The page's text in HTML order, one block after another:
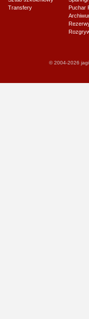
Transfery
Puchar
© 2004-2026